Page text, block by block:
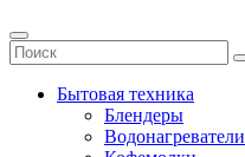
Бытовая техника
Блендеры
Водонагреватели